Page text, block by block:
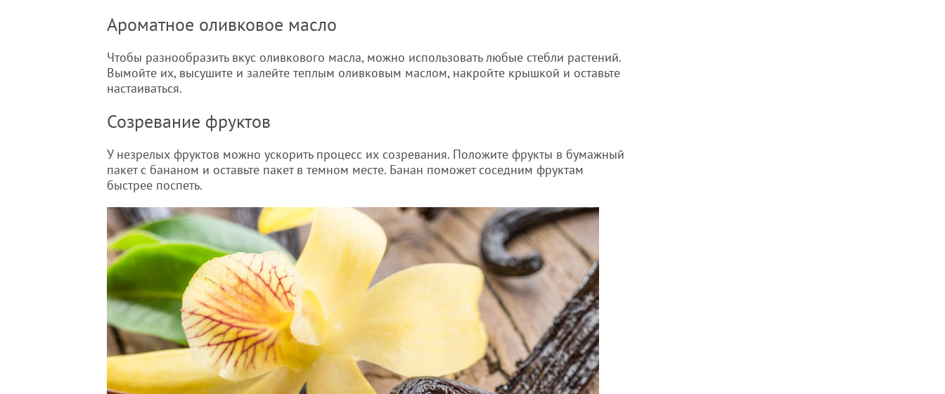
Ароматное оливковое масло
Чтобы разнообразить вкус оливкового масла, можно использовать любые стебли растений.
Вымойте их, высушите и залейте теплым оливковым маслом, накройте крышкой и оставьте
настаиваться.
Созревание фруктов
У незрелых фруктов можно ускорить процесс их созревания. Положите фрукты в бумажный
пакет с бананом и оставьте пакет в темном месте. Банан поможет соседним фруктам
быстрее поспеть.